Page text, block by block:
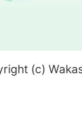
(c)